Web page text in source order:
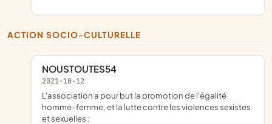
ACTION SOCIO-CULTURELLE
NOUSTOUTES54
2021-10-12
l'association a pour but la promotion de l'égalité
homme-femme, et la lutte contre les violences sexistes
et sexuelles ;